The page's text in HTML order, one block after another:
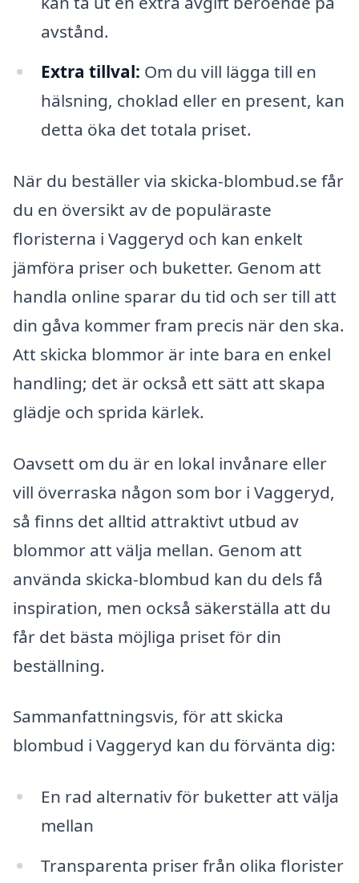
avstånd.
Extra tillval: Om du vill lägga till en
hälsning, choklad eller en present, kan
detta öka det totala priset.
När du beställer via skicka-blombud.se får
du en översikt av de populäraste
floristerna i Vaggeryd och kan enkelt
jämföra priser och buketter. Genom att
handla online sparar du tid och ser till att
din gåva kommer fram precis när den ska.
Att skicka blommor är inte bara en enkel
handling; det är också ett sätt att skapa
glädje och sprida kärlek.
Oavsett om du är en lokal invånare eller
vill överraska någon som bor i Vaggeryd,
så finns det alltid attraktivt utbud av
blommor att välja mellan. Genom att
använda skicka-blombud kan du dels få
inspiration, men också säkerställa att du
får det bästa möjliga priset för din
beställning.
Sammanfattningsvis, för att skicka
blombud i Vaggeryd kan du förvänta dig:
En rad alternativ för buketter att välja
mellan
Transparenta priser från olika florister